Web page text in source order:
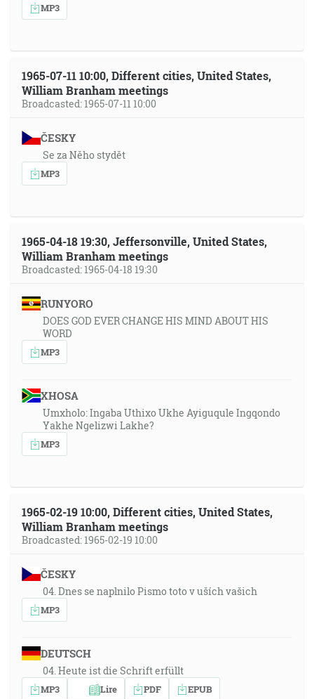
MP3
1965-07-11 10:00, Different cities, United States,
William Branham meetings
Broadcasted: 1965-07-11 10:00
ČESKY
Se za Něho stydět
MP3
1965-04-18 19:30, Jeffersonville, United States,
William Branham meetings
Broadcasted: 1965-04-18 19:30
RUNYORO
DOES GOD EVER CHANGE HIS MIND ABOUT HIS
WORD
MP3
XHOSA
Umxholo: Ingaba Uthixo Ukhe Ayiguqule Ingqondo
Yakhe Ngelizwi Lakhe?
MP3
1965-02-19 10:00, Different cities, United States,
William Branham meetings
Broadcasted: 1965-02-19 10:00
ČESKY
04. Dnes se naplnilo Pismo toto v uších vašich
MP3
DEUTSCH
04. Heute ist die Schrift erfüllt
MP3 Lire PDF EPUB